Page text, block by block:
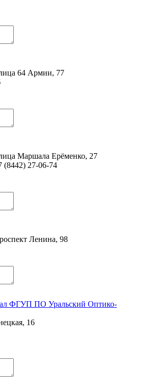
64 Армии, 77
Маршала Ерёменко, 27
(8442) 27-06-74
Ленина, 98
ФГУП ПО Уральский Оптико-
16